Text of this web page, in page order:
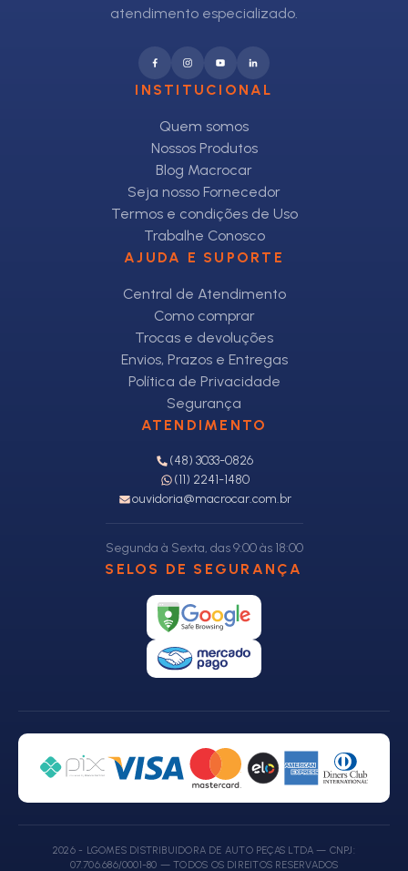
atendimento especializado.
INSTITUCIONAL
Quem somos
Nossos Produtos
Blog Macrocar
Seja nosso Fornecedor
Termos e condições de Uso
Trabalhe Conosco
AJUDA E SUPORTE
Central de Atendimento
Como comprar
Trocas e devoluções
Envios, Prazos e Entregas
Política de Privacidade
Segurança
ATENDIMENTO
(48) 3033-0826
(11) 2241-1480
ouvidoria@macrocar.com.br
Segunda à Sexta, das 9:00 às 18:00
SELOS DE SEGURANÇA
2026 - LGOMES DISTRIBUIDORA DE AUTO PEÇAS LTDA — CNPJ:
07.706.686/0001-80 — TODOS OS DIREITOS RESERVADOS